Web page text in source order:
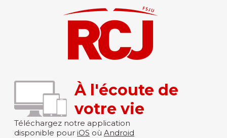
À l'écoute de
votre vie
Téléchargez notre application
disponible pour iOS où Android